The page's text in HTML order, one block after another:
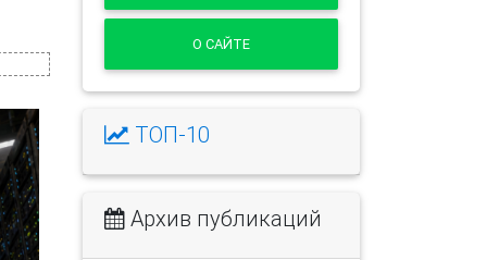
О САЙТЕ
ТОП-10
Архив публикаций